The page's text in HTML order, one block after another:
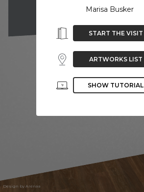
Design by Arenaa
Marisa Busker
START THE VISIT
ARTWORKS LIST
SHOW TUTORIAL